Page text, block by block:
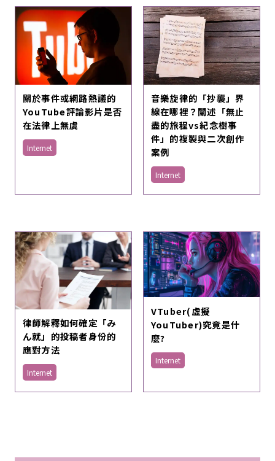
關於事件或網路熱議的
YouTube評論影片是否
在法律上無虞
Internet
音樂旋律的「抄襲」界
線在哪裡？闡述「無止
盡的旅程vs紀念樹事
件」的複製與二次創作
案例
Internet
律師解釋如何確定「み
ん就」的投稿者身份的
應對方法
Internet
VTuber(虛擬
YouTuber)究竟是什
麼?
Internet